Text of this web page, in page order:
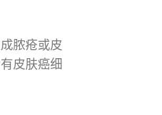
脓疮或皮
皮肤癌细